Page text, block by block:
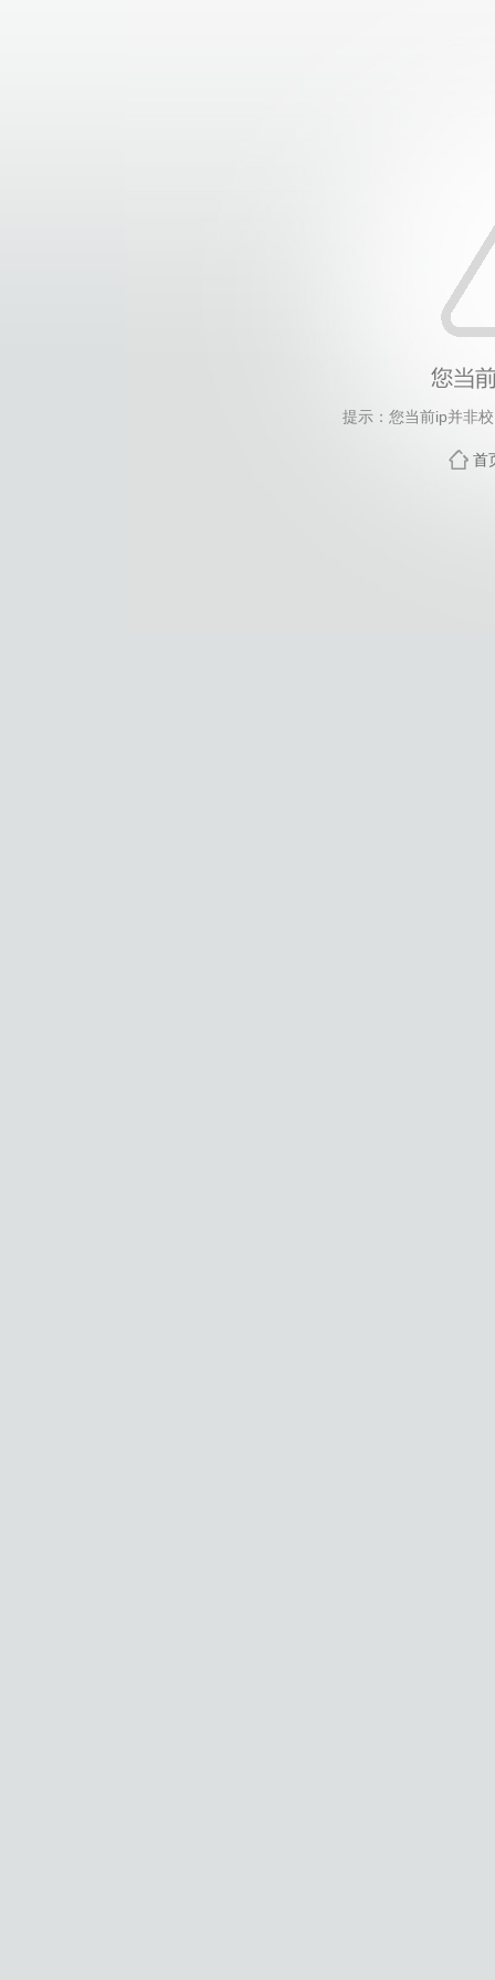
提示：您当前ip并非
首